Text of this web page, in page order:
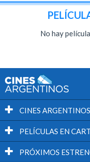
No hay
CINES ARGENTINOS
PELÍCULAS EN
PRÓXIMOS